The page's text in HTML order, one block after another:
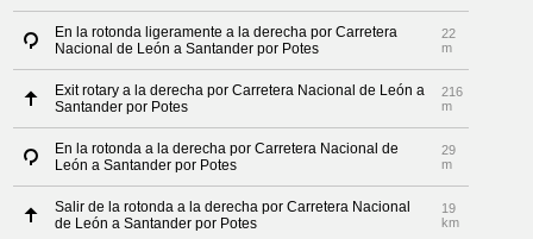
En la rotonda ligeramente a la derecha por Carretera
Nacional de León a Santander por Potes
22
m
Exit rotary a la derecha por Carretera Nacional de León a
Santander por Potes
216
m
En la rotonda a la derecha por Carretera Nacional de
León a Santander por Potes
29
m
Salir de la rotonda a la derecha por Carretera Nacional
de León a Santander por Potes
19
km